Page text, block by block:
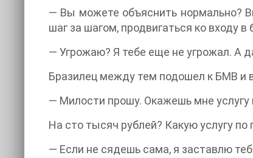
— Вы можете объяснить нормально?
шаг за шагом, продвигаться ко входу в
— Угрожаю? Я тебе еще не угрожал. А
Бразилец между тем подошел к БМВ и
— Милости прошу. Окажешь мне
На сто тысяч рублей? Какую услугу
— Если не сядешь сама, я заставлю